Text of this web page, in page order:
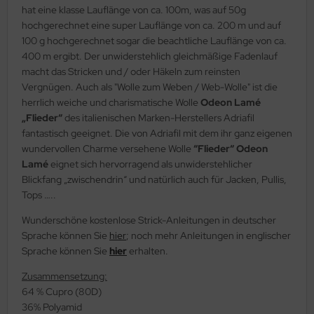
hat eine klasse Lauflänge von ca. 100m, was auf 50g
hochgerechnet eine super Lauflänge von ca. 200 m und auf
100 g hochgerechnet sogar die beachtliche Lauflänge von ca.
400 m ergibt. Der unwiderstehlich gleichmäßige Fadenlauf
macht das Stricken und / oder Häkeln zum reinsten
Vergnügen. Auch als "Wolle zum Weben / Web-Wolle" ist die
herrlich weiche und charismatische Wolle Odeon Lamé
„Flieder“ des italienischen Marken-Herstellers Adriafil
fantastisch geeignet. Die von Adriafil mit dem ihr ganz eigenen
wundervollen Charme versehene Wolle “Flieder“ Odeon
Lamé eignet sich hervorragend als unwiderstehlicher
Blickfang „zwischendrin“ und natürlich auch für Jacken, Pullis,
Tops …..
Wunderschöne kostenlose Strick-Anleitungen in deutscher
Sprache können Sie hier; noch mehr Anleitungen in englischer
Sprache können Sie hier erhalten.
Zusammensetzung:
64 % Cupro (80D)
36% Polyamid